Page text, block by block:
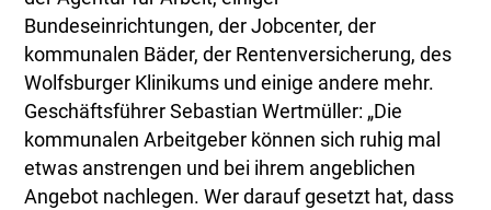
Bundeseinrichtungen, der Jobcenter, der
kommunalen Bäder, der Rentenversicherung, des
Wolfsburger Klinikums und einige andere mehr.
Geschäftsführer Sebastian Wertmüller: „Die
kommunalen Arbeitgeber können sich ruhig mal
etwas anstrengen und bei ihrem angeblichen
Angebot nachlegen. Wer darauf gesetzt hat, dass